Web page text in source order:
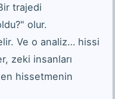
trajedi
olur.
Ve o analiz… hissi
zeki insanları
hissetmenin